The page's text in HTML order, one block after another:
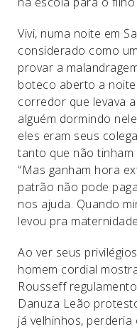
Vivi, numa noite em
considerado como
provar a
boteco aberto a
corredor que levava
alguém dormindo
eles eram seus
tanto que não
“Mas ganham hora
patrão não pode
nos ajuda. Quando
levou pra
Ao ver seus
homem cordial
Rousseff
Danuza Leão
já velhinhos,